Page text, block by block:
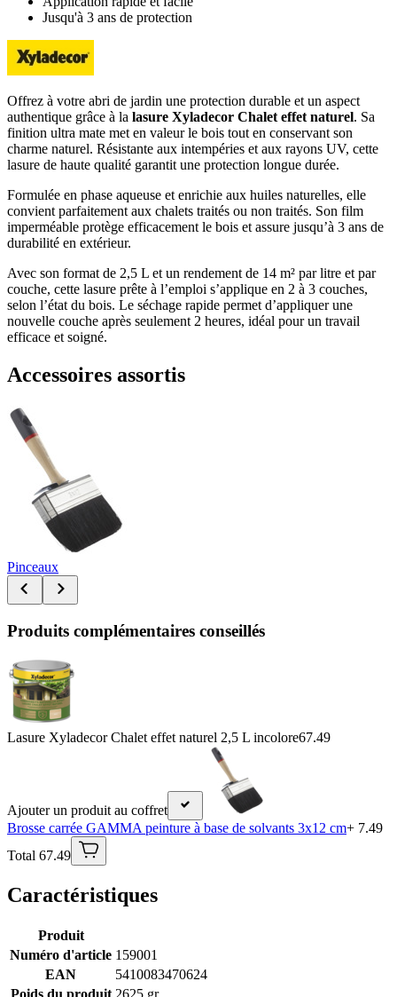
Jusqu'à 3 ans de protection
Offrez à votre abri de jardin une protection durable et un aspect
authentique grâce à la lasure Xyladecor Chalet effet naturel. Sa
finition ultra mate met en valeur le bois tout en conservant son
charme naturel. Résistante aux intempéries et aux rayons UV, cette
lasure de haute qualité garantit une protection longue durée.
Formulée en phase aqueuse et enrichie aux huiles naturelles, elle
convient parfaitement aux chalets traités ou non traités. Son film
imperméable protège efficacement le bois et assure jusqu’à 3 ans de
durabilité en extérieur.
Avec son format de 2,5 L et un rendement de 14 m² par litre et par
couche, cette lasure prête à l’emploi s’applique en 2 à 3 couches,
selon l’état du bois. Le séchage rapide permet d’appliquer une
nouvelle couche après seulement 2 heures, idéal pour un travail
efficace et soigné.
Accessoires assortis
Pinceaux
Produits complémentaires conseillés
Lasure Xyladecor Chalet effet naturel 2,5 L incolore67.49
Ajouter un produit au coffret
Brosse carrée GAMMA peinture à base de solvants 3x12 cm+ 7.49
Total 67.49
Caractéristiques
Produit
Numéro d'article 159001
EAN
5410083470624